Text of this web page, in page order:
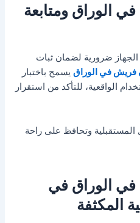
الوراق ومتابعة
الجهاز ضرورية لضمان ثبات
فريش في الوراق يسمح باختبار
الواقعية، للتأكد من استقرار
المستقبلية وتحافظ على راحة
الوراق في
المكثفة